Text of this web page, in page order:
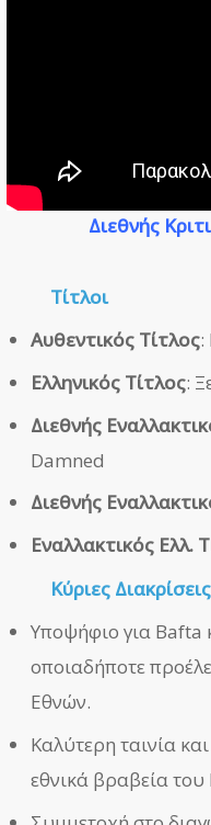
Διεθνής
Τίτλοι
Αυθεντικός Τίτλος:
Ελληνικός Τίτλος:
Διεθνής
Damned
Διεθνής
Εναλλακτικός Ελλ.
Κύριες Διακρίσεις
Υποψήφιο για Bafta
οποιαδήποτε
Εθνών.
Καλύτερη ταινία
εθνικά βραβεία του